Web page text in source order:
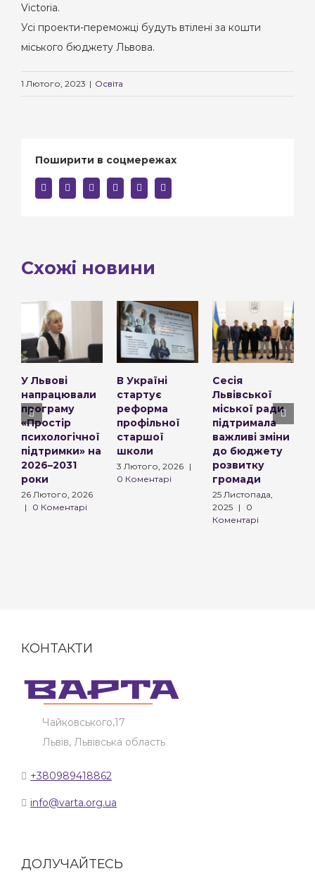
Victoria.
Усі проекти-переможці будуть втілені за кошти
міського бюджету Львова.
1 Лютого, 2023 | Освіта
Поширити в соцмережах
facebooktwitter linkedin reddit whatsapp
mail:
Схожі новини
У Львові
напрацювали
програму
«Простір
психологічної
підтримки» на
2026–2031
роки
26 Лютого, 2026
|
0 Коментарі
В Україні
стартує
реформа
профільної
старшої
школи
3 Лютого, 2026 |
0 Коментарі
Сесія
Львівської
міської ради
підтримала
важливі зміни
до бюджету
розвитку
громади
25 Листопада,
2025 |
0
Коментарі
КОНТАКТИ
Чайковського,17
Львів, Львівська область
+380989418862
info@varta.org.ua
ДОЛУЧАЙТЕСЬ